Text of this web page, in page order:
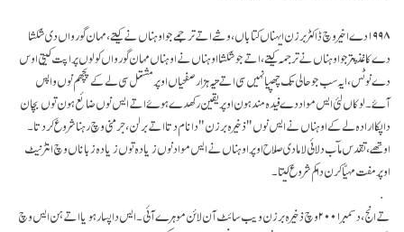
۱۹۹۸ دے اخیر وچ ڈاکٹر برزن ایہناں کتاباں، وشے اتے ترجمے جو اوہناں نے کیتے، مہان گورواں دی شکشا
دے کاغذ پتر جو اوہناں نے ترجمہ کیتے، اتے جو شکشا اوہناں نے اوہناں مہان گورواں کولوں پراپت کیتی اوس
دے نوٹس، ایہ سب جو حالی تک چھپیا نہیں سی اتے تیہ ہزار صفحیاں اوپر مشتمل سی لے کے پچھم نوں واپس
آۓ۔ لوکاں لئی ایس مواد دے فیدہ مند ہون اوپر یقین رکھدے ہوۓ اتے ایس نوں ضائع ہون توں بچان
دا پکا ارادہ لے کے اوہناں نے ایس نوں "ذخیرہ برزن" دا نام دتا اتے برلن، جرمنی وچ رہنا شروع کر دتا۔
اوتھے، تقدس مآب دلائی لاما دی صلاح اوپر اوہناں نے ایس مواد نوں زیادہ توں زیادہ زباناں وچ انٹرنیٹ
اوپر مفت مہیّا کرن دا کم شروع کیتا۔
تے انج، دسمبر ۲۰۰۱ وچ ذخیرہ برزن ویب سائٹ آن لائن موہرے آئی۔ ایس دا پسار ہویا اتے ہن ایس وچ